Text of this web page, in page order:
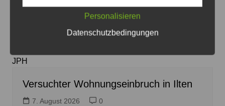
JPH
Versuchter Wohnungseinbruch in Ilten
7. August 2026 0
Personalisieren
Datenschutzbedingungen